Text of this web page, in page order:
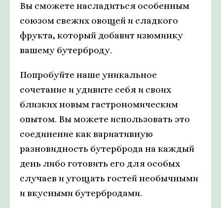
Вы сможете насладиться особенным
союзом свежих овощей и сладкого
фрукта, который добавит изюминку
вашему бутерброду.
Попробуйте наше уникальное
сочетание и удивите себя и своих
близких новым гастрономическим
опытом. Вы можете использовать это
соединение как вариативную
разновидность бутерброда на каждый
день либо готовить его для особых
случаев и угощать гостей необычными
и вкусными бутербродами.